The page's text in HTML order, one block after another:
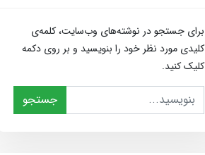
برای جستجو در نوشته‌های وب‌سایت، کلمه‌ی
کلیدی مورد نظر خود را بنویسید و بر روی دکمه
کلیک کنید.
جستجو